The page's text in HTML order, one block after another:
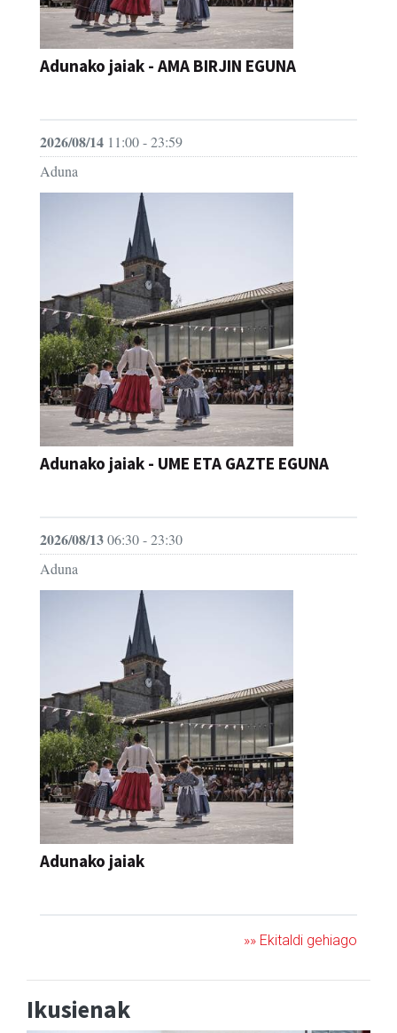
Adunako jaiak - AMA BIRJIN EGUNA
2026/08/14 11:00 - 23:59
Aduna
Adunako jaiak - UME ETA GAZTE EGUNA
2026/08/1306:30 - 23:30
Aduna
Adunako jaiak
»» Ekitaldi gehiago
Ikusienak